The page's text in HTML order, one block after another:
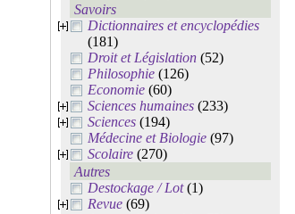
Savoirs
Dictionnaires et encyclopédies
(181)
Droit et Législation (52)
Philosophie (126)
Economie (60)
Sciences humaines (233)
Sciences (194)
Médecine et Biologie (97)
Scolaire (270)
Autres
Destockage / Lot(1)
Revue (69)